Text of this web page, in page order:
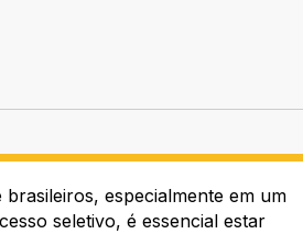
especialmente em um
seletivo, é essencial estar